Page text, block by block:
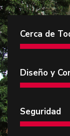
Cerca de
Diseño y
Seguridad